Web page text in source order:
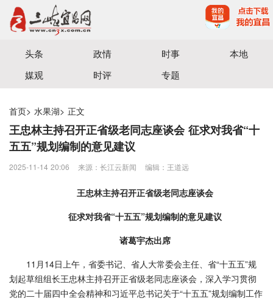
宜昌三峡融媒体中心主办
头条 政情 时事
本地
媒观
时评 专题
首页> 水果湖> 正文
王忠林主持召开正省级老同志座谈会 征求对我省“十
五五”规划编制的意见建议
2025-11-14 20:06 来源：长江云新闻 编辑：王道远
王忠林主持召开正省级老同志座谈会
征求对我省“十五五”规划编制的意见建议
诸葛宇杰出席
11月14日上午，省委书记、省人大常委会主任、省“十五五”规
划起草组组长王忠林主持召开正省级老同志座谈会，深入学习贯彻
党的二十届四中全会精神和习近平总书记关于“十五五”规划编制工作